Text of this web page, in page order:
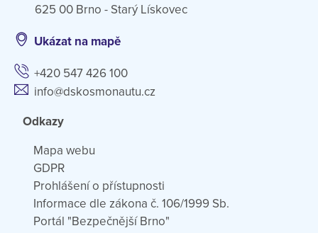
625 00 Brno - Starý Lískovec
Ukázat na mapě
+420 547 426 100
info@dskosmonautu.cz
Odkazy
Mapa webu
GDPR
Prohlášení o přístupnosti
Informace dle zákona č. 106/1999 Sb.
Portál "Bezpečnější Brno"